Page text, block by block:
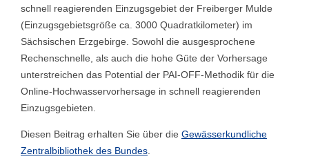
schnell reagierenden Einzugsgebiet der Freiberger Mulde
(Einzugsgebietsgröße ca. 3000 Quadratkilometer) im
Sächsischen Erzgebirge. Sowohl die ausgesprochene
Rechenschnelle, als auch die hohe Güte der Vorhersage
unterstreichen das Potential der PAI-OFF-Methodik für die
Online-Hochwasservorhersage in schnell reagierenden
Einzugsgebieten.
Diesen Beitrag erhalten Sie über die Gewässerkundliche
Zentralbibliothek des Bundes